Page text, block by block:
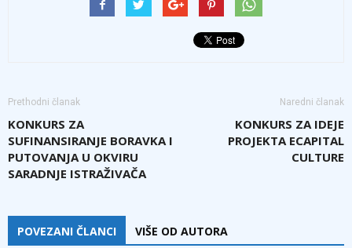
Prethodni članak
KONKURS ZA
SUFINANSIRANJE BORAVKA I
PUTOVANJA U OKVIRU
SARADNJE ISTRAŽIVAČA
Naredni članak
KONKURS ZA IDEJE
PROJEKTA ECAPITAL
CULTURE
POVEZANI ČLANCI VIŠE OD AUTORA